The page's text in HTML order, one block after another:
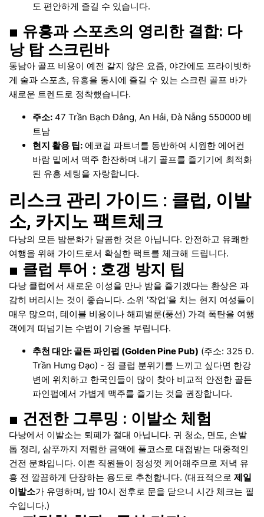
도 편안하게 즐길 수 있습니다.
■ 유흥과 스포츠의 영리한 결합: 다
낭 탑 스크린바
동남아 골프 비용이 예전 같지 않은 요즘, 야간에도 프라이빗하
게 술과 스포츠, 유흥을 동시에 즐길 수 있는 스크린 골프 바가
새로운 트렌드로 정착했습니다.
주소: 47 Trần Bạch Đằng, An Hải, Đà Nẵng 550000 베
트남
현지 활용 팁: 에코걸 파트너를 동반하여 시원한 에어컨
바람 밑에서 맥주 한잔하며 내기 골프를 즐기기에 최적화
된 유흥 세팅을 자랑합니다.
리스크 관리 가이드 : 클럽, 이발
소, 카지노 팩트체크
다낭의 모든 밤문화가 달콤한 것은 아닙니다. 안전하고 유쾌한
여행을 위해 가이드로서 확실한 팩트를 체크해 드립니다.
■ 클럽 투어 : 호갱 방지 팁
다낭 클럽에서 새로운 이성을 만나 밤을 즐기겠다는 환상은 과
감히 버리시는 것이 좋습니다. 소위 '작업'을 치는 현지 여성들이
매우 많으며, 테이블 비용이나 해피벌룬(풍선) 가격 폭탄을 여행
객에게 떠넘기는 수법이 기승을 부립니다.
추천 대안: 골든 파인펍 (Golden Pine Pub) (주소: 325 Đ.
Trần Hưng Đạo) - 정 클럽 분위기를 느끼고 싶다면 한강
변에 위치하고 한국인들이 많이 찾아 비교적 안전한 골든
파인펍에서 가볍게 맥주를 즐기는 것을 권장합니다.
■ 건전한 그루밍 : 이발소 체험
다낭에서 이발소는 퇴폐가 절대 아닙니다. 귀 청소, 면도, 손발
톱 정리, 샴푸까지 저렴한 금액에 풀코스로 대접받는 대중적인
건전 문화입니다. 이쁜 직원들이 정성껏 케어해주므로 저녁 유
흥 전 깔끔하게 단장하는 용도로 추천합니다. (대표적으로 제일
이발소가 유명하며, 밤 10시 전후로 문을 닫으니 시간 체크는 필
수입니다.)